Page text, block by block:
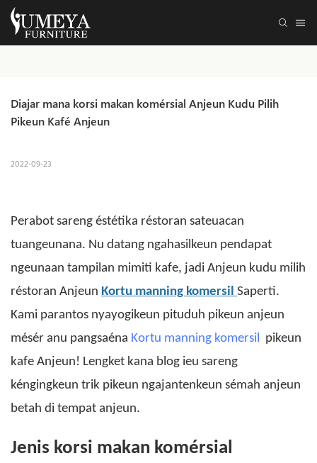
Diajar mana korsi makan komérsial Anjeun Kudu Pilih
Pikeun Kafé Anjeun
2022-09-23
Perabot sareng éstétika réstoran sateuacan
tuangeunana. Nu datang ngahasilkeun pendapat
ngeunaan tampilan mimiti kafe, jadi Anjeun kudu milih
réstoran Anjeun Kortu manning komersil Saperti.
Kami parantos nyayogikeun pituduh pikeun anjeun
mésér anu pangsaéna Kortu manning komersil
pikeun
kafe Anjeun! Lengket kana blog ieu sareng
kéngingkeun trik pikeun ngajantenkeun sémah anjeun
betah di tempat anjeun.
Jenis korsi makan komérsial